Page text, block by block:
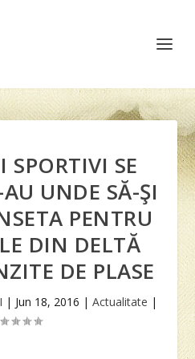
SPORTIVI SE
UNDE SĂ-ŞI
PENTRU
DIN DELTĂ
DE PLASE
| Jun 18, 2016 | Actualitate |